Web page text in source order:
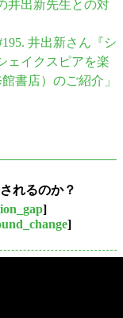
井出新先生との対
井出新さん『シ
ェイクスピアを楽
書店）のご紹介」
れるのか？
]
]